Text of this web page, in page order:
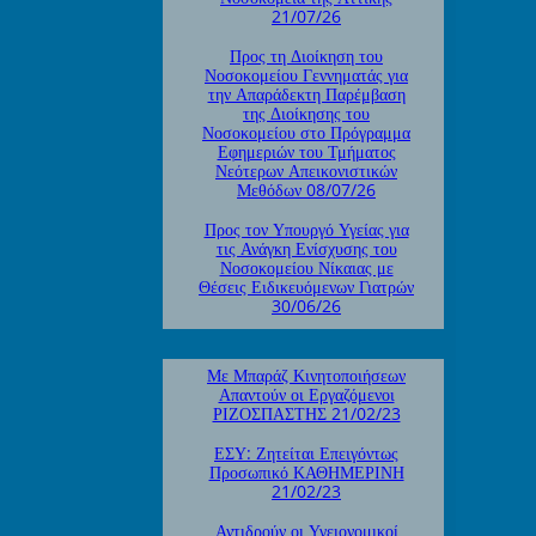
21/07/26
Προς τη Διοίκηση του
Νοσοκομείου Γεννηματάς για
την Απαράδεκτη Παρέμβαση
της Διοίκησης του
Νοσοκομείου στο Πρόγραμμα
Εφημεριών του Τμήματος
Νεότερων Απεικονιστικών
Μεθόδων 08/07/26
Προς τον Υπουργό Υγείας για
τις Ανάγκη Ενίσχυσης του
Νοσοκομείου Νίκαιας με
Θέσεις Ειδικευόμενων Γιατρών
30/06/26
Με Μπαράζ Κινητοποιήσεων
Απαντούν οι Εργαζόμενοι
ΡΙΖΟΣΠΑΣΤΗΣ 21/02/23
ΕΣΥ: Ζητείται Επειγόντως
Προσωπικό ΚΑΘΗΜΕΡΙΝΗ
21/02/23
Αντιδρούν οι Υγειονομικοί